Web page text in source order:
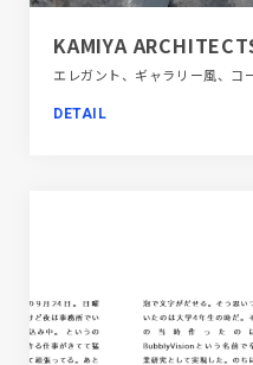
KAMIYA
DETAIL